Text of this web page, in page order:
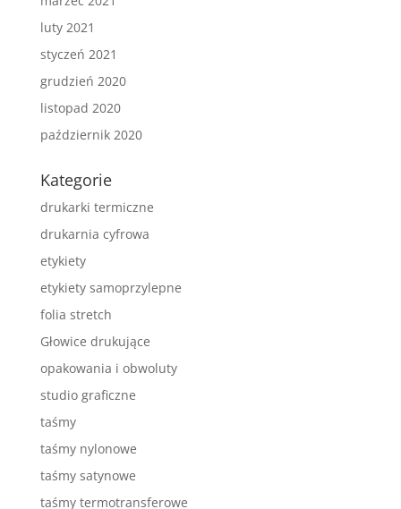
luty 2021
styczeń 2021
grudzień 2020
listopad 2020
październik 2020
Kategorie
drukarki termiczne
drukarnia cyfrowa
etykiety
etykiety samoprzylepne
folia stretch
Głowice drukujące
opakowania i obwoluty
studio graficzne
taśmy
taśmy nylonowe
taśmy satynowe
taśmy termotransferowe